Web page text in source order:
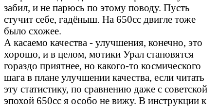
забил, и не парюсь по этому поводу. Пусть
стучит себе, гадёныш. На 650сс двигле тоже
было схожее.
А касаемо качества - улучшения, конечно, это
хорошо, и в целом, мотики Урал становятся
гораздо приятнее, но какого-то космического
шага в плане улучшении качества, если читать
эту статистику, по сравнению даже с советской
эпохой 650сс я особо не вижу. В инструкции к